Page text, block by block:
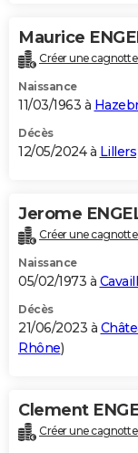
Maurice
Créer une
Naissance
11/03/1963 à
Décès
12/05/2024 à Lillers
Jerome
Créer une
Naissance
05/02/1973 à
Décès
21/06/2023 à
Rhône)
Clement
Créer une